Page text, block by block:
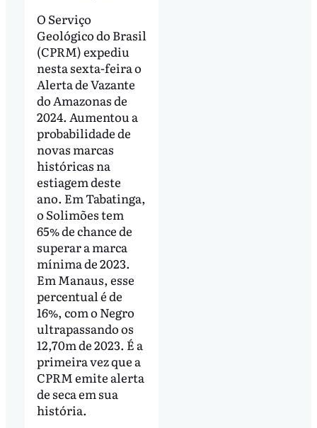
O Serviço
Geológico do Brasil
(CPRM) expediu
nesta sexta-feira o
Alerta de Vazante
do Amazonas de
2024. Aumentou a
probabilidade de
novas marcas
históricas na
estiagem deste
ano. Em Tabatinga,
o Solimões tem
65% de chance de
superar a marca
mínima de 2023.
Em Manaus, esse
percentual é de
16%, com o Negro
ultrapassando os
12,70m de 2023. É a
primeira vez que a
CPRM emite alerta
de seca em sua
história.